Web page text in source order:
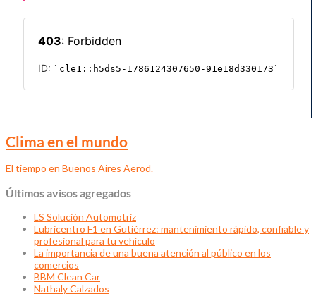
Clima en el mundo
El tiempo en Buenos Aires Aerod.
Últimos avisos agregados
LS Solución Automotriz
Lubricentro F1 en Gutiérrez: mantenimiento rápido, confiable y
profesional para tu vehículo
La importancia de una buena atención al público en los
comercios
BBM Clean Car
Nathaly Calzados